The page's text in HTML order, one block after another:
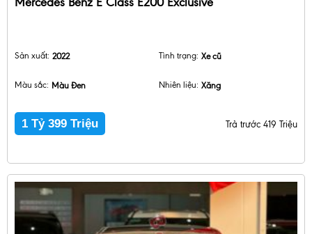
Sản xuất: 2022 Tình trạng: Xe cũ
Màu sắc: Màu Đen Nhiên liệu: Xăng
1 Tỷ 399 Triệu Trả trước 419 Triệu